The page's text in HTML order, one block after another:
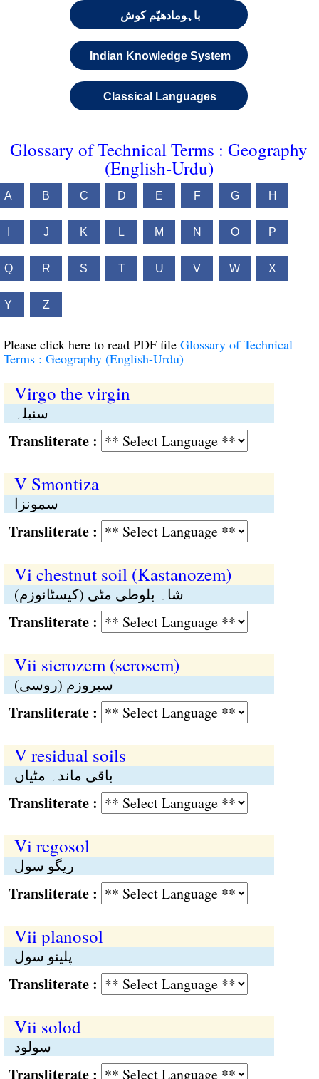
باہومادھیّم کوش
Indian Knowledge System
Classical Languages
Glossary of Technical Terms : Geography
(English-Urdu)
A B C D E F G H
J K L M N O P
Q R S T U V W X
Y Z
Please click here to read PDF file Glossary of Technical
Terms : Geography (English-Urdu)
Virgo the virgin
سنبلہ
:
V Smontiza
سمونزا
:
Vi chestnut soil (Kastanozem)
شاہ بلوطی مٹی (کیسٹانوزم)
:
Vii sicrozem (serosem)
سیروزم (روسی)
:
V residual soils
باقی ماندہ مٹیاں
:
Vi regosol
ریگو سول
:
Vii planosol
پلینو سول
:
Vii solod
سولود
: